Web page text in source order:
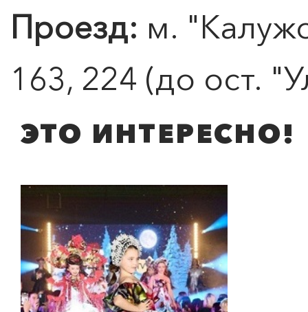
Проезд: м.
163, 224 (до ост.
ЭТО ИНТЕРЕСНО!